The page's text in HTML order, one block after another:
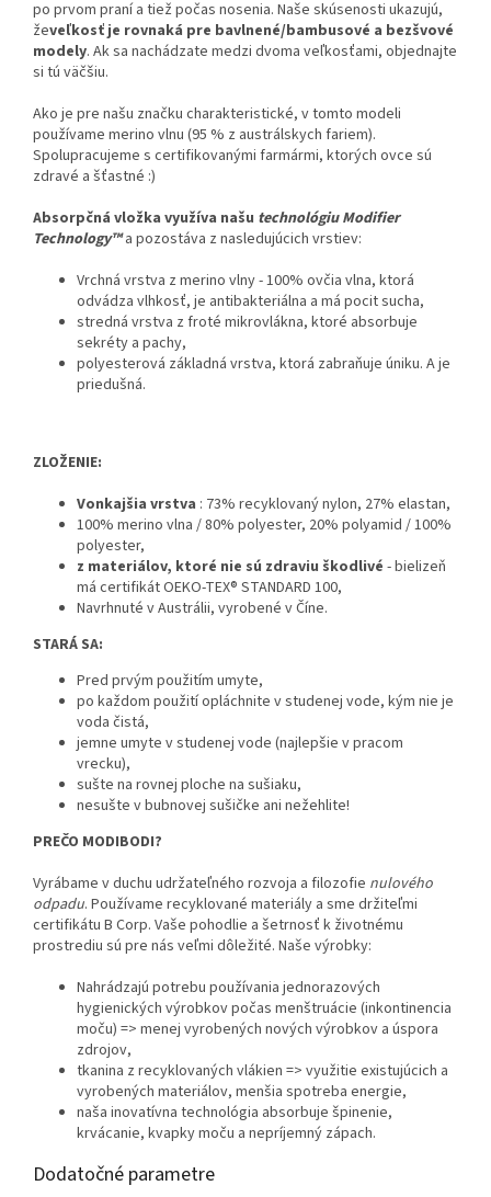
po prvom praní a tiež počas nosenia. Naše skúsenosti ukazujú,
ževeľkosť je rovnaká pre bavlnené/bambusové a bezšvové
modely. Ak sa nachádzate medzi dvoma veľkosťami, objednajte
si tú väčšiu.
Ako je pre našu značku charakteristické, v tomto modeli
používame merino vlnu (95 % z austrálskych fariem).
Spolupracujeme s certifikovanými farmármi, ktorých ovce sú
zdravé a šťastné :)
Absorpčná vložka využíva našu technológiu Modifier
Technology™a pozostáva z nasledujúcich vrstiev:
Vrchná vrstva z merino vlny - 100% ovčia vlna, ktorá
odvádza vlhkosť, je antibakteriálna a má pocit sucha,
stredná vrstva z froté mikrovlákna, ktoré absorbuje
sekréty a pachy,
polyesterová základná vrstva, ktorá zabraňuje úniku. A je
priedušná.
ZLOŽENIE:
Vonkajšia vrstva : 73% recyklovaný nylon, 27% elastan,
100% merino vlna / 80% polyester, 20% polyamid / 100%
polyester,
z materiálov, ktoré nie sú zdraviu škodlivé - bielizeň
má certifikát OEKO-TEX® STANDARD 100,
Navrhnuté v Austrálii, vyrobené v Číne.
STARÁ SA:
Pred prvým použitím umyte,
po každom použití opláchnite v studenej vode, kým nie je
voda čistá,
jemne umyte v studenej vode (najlepšie v pracom
vrecku),
sušte na rovnej ploche na sušiaku,
nesušte v bubnovej sušičke ani nežehlite!
PREČO MODIBODI?
Vyrábame v duchu udržateľného rozvoja a filozofie nulového
odpadu. Používame recyklované materiály a sme držiteľmi
certifikátu B Corp. Vaše pohodlie a šetrnosť k životnému
prostrediu sú pre nás veľmi dôležité. Naše výrobky:
Nahrádzajú potrebu používania jednorazových
hygienických výrobkov počas menštruácie (inkontinencia
moču) => menej vyrobených nových výrobkov a úspora
zdrojov,
tkanina z recyklovaných vlákien => využitie existujúcich a
vyrobených materiálov, menšia spotreba energie,
naša inovatívna technológia absorbuje špinenie,
krvácanie, kvapky moču a nepríjemný zápach.
Dodatočné parametre